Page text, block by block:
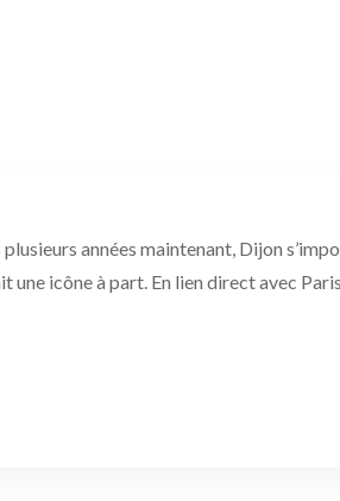
années maintenant, Dijon
une icône à part. En lien direct avec Paris